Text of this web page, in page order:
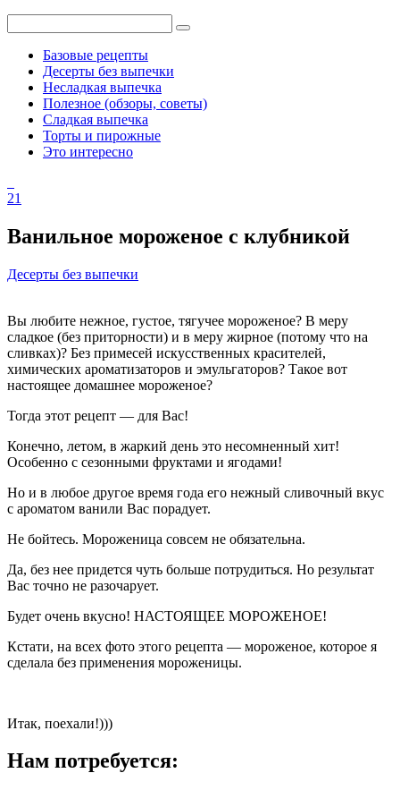
Базовые рецепты
Десерты без выпечки
Несладкая выпечка
Полезное (обзоры, советы)
Сладкая выпечка
Торты и пирожные
Это интересно
21
Ванильное мороженое с клубникой
Десерты без выпечки
Вы любите нежное, густое, тягучее мороженое? В меру
сладкое (без приторности) и в меру жирное (потому что на
сливках)? Без примесей искусственных красителей,
химических ароматизаторов и эмульгаторов? Такое вот
настоящее домашнее мороженое?
Тогда этот рецепт — для Вас!
Конечно, летом, в жаркий день это несомненный хит!
Особенно с сезонными фруктами и ягодами!
Но и в любое другое время года его нежный сливочный вкус
с ароматом ванили Вас порадует.
Не бойтесь. Мороженица совсем не обязательна.
Да, без нее придется чуть больше потрудиться. Но результат
Вас точно не разочарует.
Будет очень вкусно! НАСТОЯЩЕЕ МОРОЖЕНОЕ!
Кстати, на всех фото этого рецепта — мороженое, которое я
сделала без применения мороженицы.
Итак, поехали!)))
Нам потребуется: